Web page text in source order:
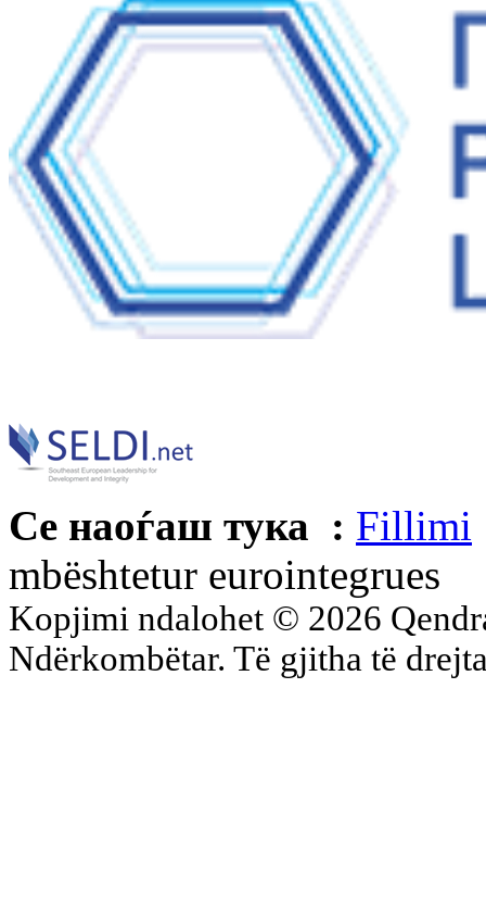
Се наоѓаш тука : Fillimi
mbështetur eurointegrues
Kopjimi ndalohet © 2026
Ndërkombëtar. Të gjitha të